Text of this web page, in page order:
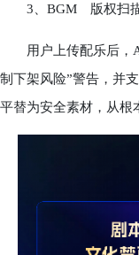
3、BGM 版权扫描
用户上传配乐后，AI
制下架风险”警告，并
平替为安全素材，从根